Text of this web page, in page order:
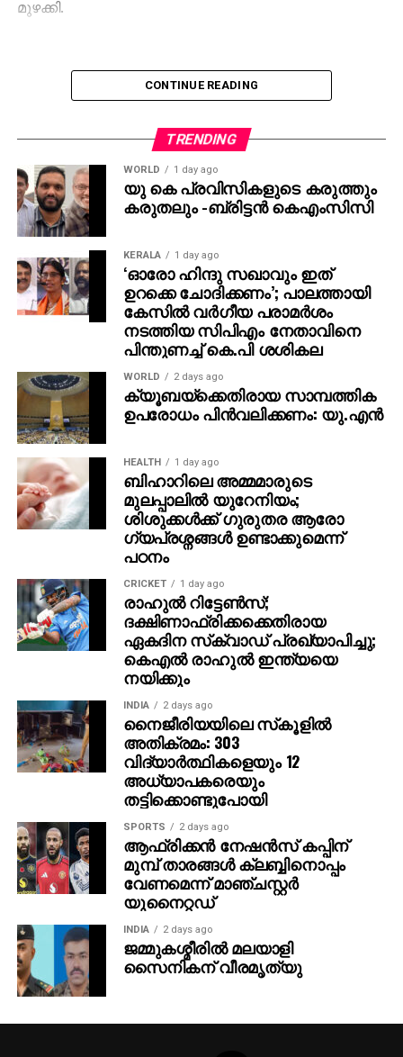
മുഴക്കി.
CONTINUE READING
TRENDING
WORLD 1 day ago
യു കെ പ്രവിസികളുടെ കരുത്തും
കരുതലും -ബ്രിട്ടൻ കെഎംസിസി
KERALA 1 day ago
‘ഓരോ ഹിന്ദു സഖാവും ഇത്
ഉറക്കെ ചോദിക്കണം’; പാലത്തായി
കേസിൽ വർഗീയ പരാമർശം
നടത്തിയ സിപിഎം നേതാവിനെ
പിന്തുണച്ച് കെ.പി ശശികല
WORLD 2 days ago
ക്യൂബയ്ക്കെതിരായ സാമ്പത്തിക
ഉപരോധം പിന്‍വലിക്കണം: യു.എന്‍
HEALTH 1 day ago
ബിഹാറിലെ അമ്മമാരുടെ
മുലപ്പാലിൽ യുറേനിയം;
ശിശുക്കൾക്ക് ​ഗുരുതര ആരോ​
ഗ്യപ്രശ്നങ്ങൾ ഉണ്ടാക്കുമെന്ന്
പഠനം
CRICKET 1 day ago
രാഹുൽ റിട്ടേൺസ്;
ദക്ഷിണാഫ്രിക്കക്കെതിരായ
ഏകദിന സ്‌ക്വാഡ് പ്രഖ്യാപിച്ചു;
കെഎൽ രാഹുൽ ഇന്ത്യയെ
നയിക്കും
INDIA 2 days ago
നൈജീരിയയിലെ സ്‌കൂളില്‍
അതിക്രമം: 303
വിദ്യാര്‍ത്ഥികളെയും 12
അധ്യാപകരെയും
തട്ടിക്കൊണ്ടുപോയി
SPORTS 2 days ago
ആഫ്രിക്കൻ നേഷൻസ് കപ്പിന്
മുമ്പ് താരങ്ങൾ ക്ലബ്ബിനൊപ്പം
വേണമെന്ന് മാഞ്ചസ്റ്റർ
യുനൈറ്റഡ്
INDIA 2 days ago
ജമ്മുകശ്മീരില്‍ മലയാളി
സൈനികന് വീരമൃത്യു